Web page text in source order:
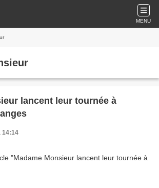
MENU
lancent leur tournée à
14:14